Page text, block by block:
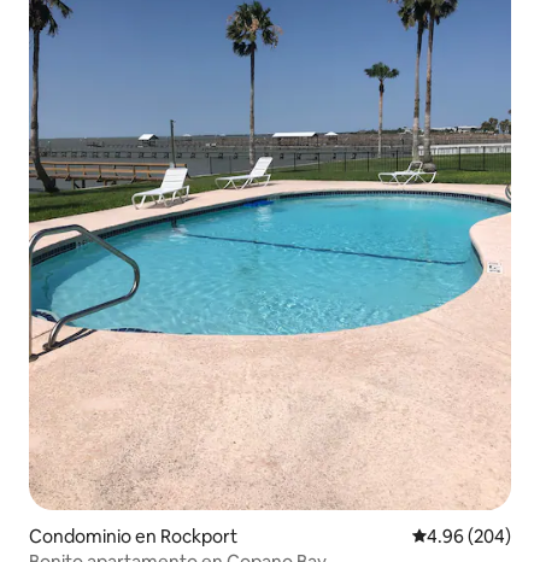
Condominio en Rockport Calificación
4.96 (204)